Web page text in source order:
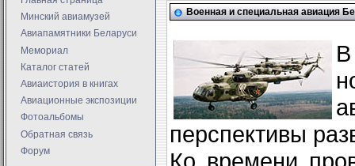
Минский авиамузей
Авиапамятники Беларуси
Мемориал
Каталог статей
Авиаистория в книгах
Авиационные экспозиции
Фотоальбомы
Обратная связь
Форум
Военная и специальная авиация
перспективы